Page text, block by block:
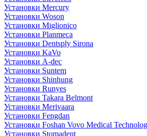
Установки Mercury
Установки Woson
Установки Miglionico
Установки Planmeca
Установки Dentsply Sirona
Установки KaVo
Установки A-dec
Установки Suntem
Установки Shinhung
Установки Runyes
Установки Takara Belmont
Установки Merivaara
Установки Fengdan
Установки Foshan Vovo Medical
Установки Stomadent